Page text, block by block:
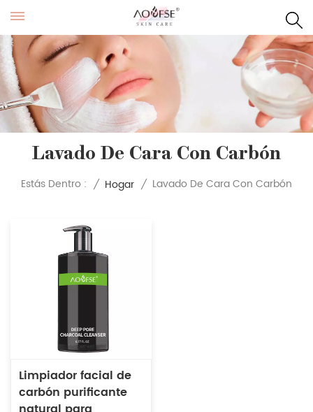
Lavado De Cara Con Carbón
Estás Dentro : / Hogar / Lavado De Cara Con Carbón
Limpiador facial de
carbón purificante